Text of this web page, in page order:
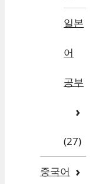
일본
어
공부
(27)
중국어